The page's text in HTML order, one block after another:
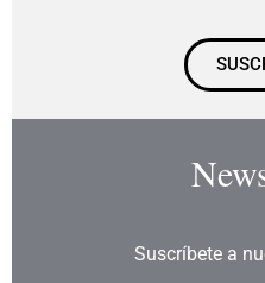
Suscríbete a